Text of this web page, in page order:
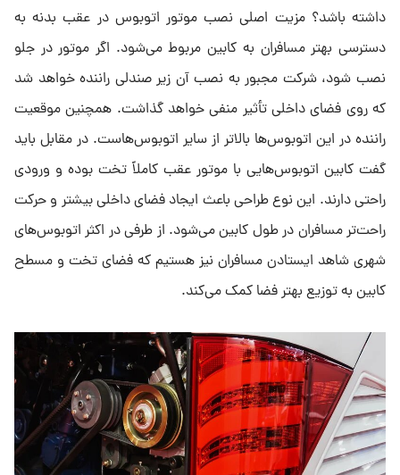
داشته باشد؟ مزیت اصلی نصب موتور اتوبوس در عقب بدنه به
دسترسی بهتر مسافران به کابین مربوط می‌شود. اگر موتور در جلو
نصب شود، شرکت مجبور به نصب آن زیر صندلی راننده خواهد شد
که روی فضای داخلی تأثیر منفی خواهد گذاشت. همچنین موقعیت
راننده در این اتوبوس‌ها بالاتر از سایر اتوبوس‌هاست. در مقابل باید
گفت کابین اتوبوس‌هایی با موتور عقب کاملاً تخت بوده و ورودی
راحتی دارند. این نوع طراحی باعث ایجاد فضای داخلی بیشتر و حرکت
راحت‌تر مسافران در طول کابین می‌شود. از طرفی در اکثر اتوبوس‌های
شهری شاهد ایستادن مسافران نیز هستیم که فضای تخت و مسطح
کابین به توزیع بهتر فضا کمک می‌کند.